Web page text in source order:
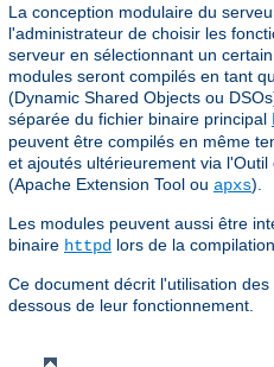
La conception modulaire du
l'administrateur de choisir les
serveur en sélectionnant un
modules seront compilés en tant
(Dynamic Shared Objects ou
séparée du fichier binaire principal
peuvent être compilés en même
et ajoutés ultérieurement via l'Outil
(Apache Extension Tool ou apxs).
Les modules peuvent aussi être
binaire httpd lors de la
Ce document décrit l'utilisation
dessous de leur fonctionnement.